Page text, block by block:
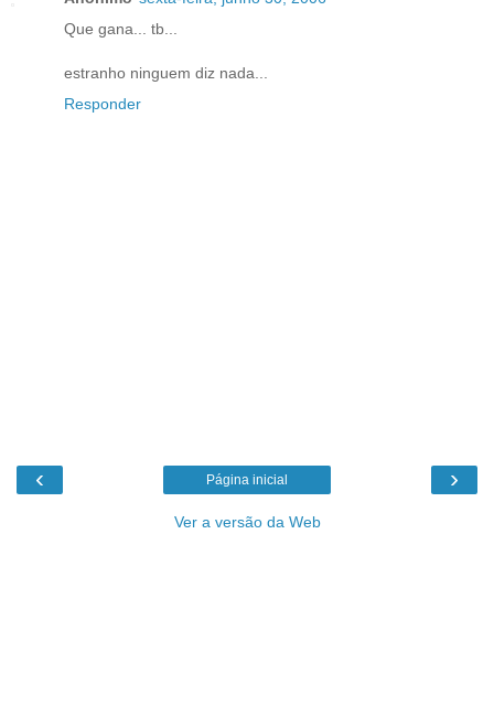
Que gana... tb...
estranho ninguem diz nada...
Responder
‹ ›
Página inicial
Ver a versão da Web